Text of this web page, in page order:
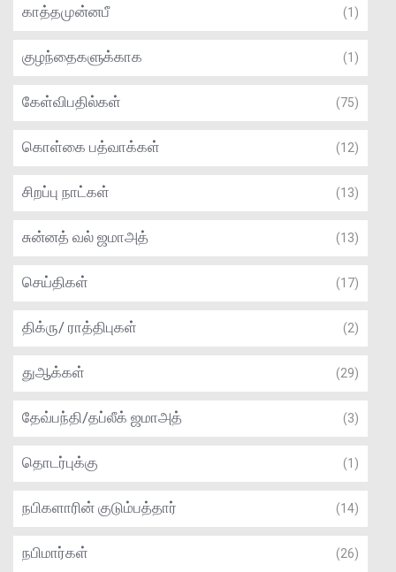
காத்தமுன்னபீ (1)
குழந்தைகளுக்காக (1)
கேள்விபதில்கள் (75)
கொள்கை பத்வாக்கள் (12)
சிறப்பு நாட்கள் (13)
சுன்னத் வல் ஜமாஅத் (13)
செய்திகள் (17)
திக்ரு/ ராத்திபுகள் (2)
துஆக்கள் (29)
தேவ்பந்தி/தப்லீக் ஜமாஅத் (3)
தொடர்புக்கு (1)
நபிகளாரின் குடும்பத்தார் (14)
நபிமார்கள் (26)